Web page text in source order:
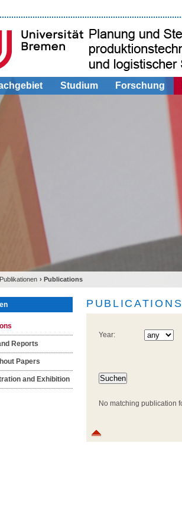
Studium Forschung
Publikationen › Publications
Reports
Papers
and Exhibition
PUBLICATIONS
Year:
No matching publication